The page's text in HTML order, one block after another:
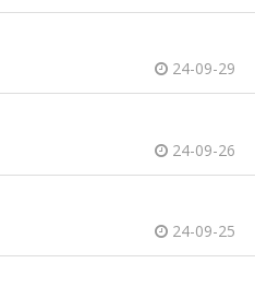
24-09-29
24-09-26
24-09-25